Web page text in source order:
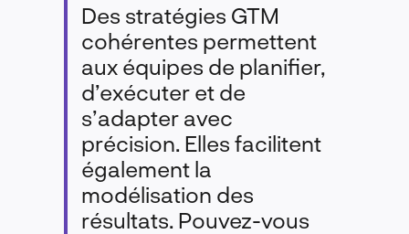
Des stratégies GTM
cohérentes permettent
aux équipes de planifier,
d’exécuter et de
s’adapter avec
précision. Elles facilitent
également la
modélisation des
résultats. Pouvez-vous